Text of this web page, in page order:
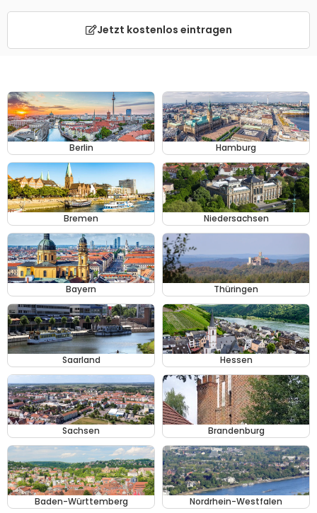
Jetzt kostenlos eintragen
Berlin Hamburg
Bremen Niedersachsen
Bayern Thüringen
Saarland Hessen
Sachsen Brandenburg
Baden-Württemberg Nordrhein-Westfalen